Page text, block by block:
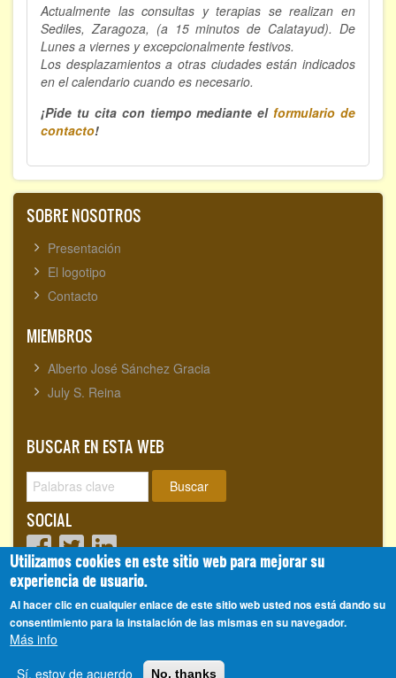
Actualmente las consultas y terapias se realizan en
Sediles, Zaragoza, (a 15 minutos de Calatayud). De
Lunes a viernes y excepcionalmente festivos.
Los desplazamientos a otras ciudades están indicados
en el calendario cuando es necesario.
¡Pide tu cita con tiempo mediante el formulario de
contacto!
SOBRE NOSOTROS
Presentación
El logotipo
Contacto
MIEMBROS
Alberto José Sánchez Gracia
July S. Reina
BUSCAR EN ESTA WEB
Buscar
SOCIAL
Visitantes totales:1720153
© 2008 - 2026, CienciasEvolutivas.com®
Utilizamos cookies en este sitio web para mejorar su
experiencia de usuario.
Al hacer clic en cualquier enlace de este sitio web usted nos está dando su
consentimiento para la instalación de las mismas en su navegador.
Más info
Sí, estoy de acuerdo
No, thanks